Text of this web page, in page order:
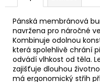
Pánská membránová
navržena pro náročné
Kombinuje odolnou
která spolehlivě chrání
odvádí vlhkost od těla.
zajišťuje dlouhou
má ergonomický střih